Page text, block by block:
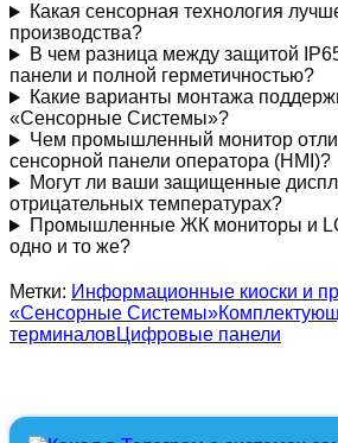
Какая сенсорная технология
производства?
В чем разница между защитой
панели и полной герметичностью?
Какие варианты монтажа
«Сенсорные Системы»?
Чем промышленный монитор
сенсорной панели оператора (HMI)?
Могут ли ваши защищенные
отрицательных температурах?
Промышленные ЖК мониторы и
одно и то же?
Метки: Информационные киоски и
«Сенсорные Системы»
терминаловЦифровые панели